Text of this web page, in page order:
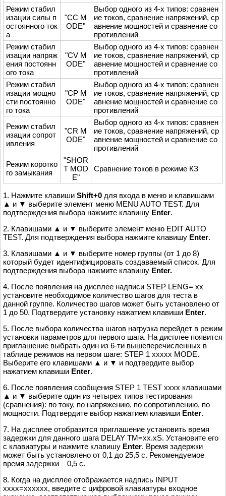
Режим стабил
изации силы п
остоянного ток
а
"CC M
ODE"
Выбор одного из 4-х типов: сравнен
ие токов, сравнение напряжений, ср
авнение мощностей и сравнение со
противлений
Режим стабил
изации напряж
ения постоянн
ого тока
"CV M
ODE"
Выбор одного из 4-х типов: сравнен
ие токов, сравнение напряжений, ср
авнение мощностей и сравнение со
противлений
Режим стабил
изации мощно
сти постоянно
го тока
"CP M
ODE"
Выбор одного из 4-х типов: сравнен
ие токов, сравнение напряжений, ср
авнение мощностей и сравнение со
противлений
Режим стабил
изации сопрот
ивления
"CR M
ODE"
Выбор одного из 4-х типов: сравнен
ие токов, сравнение напряжений, ср
авнение мощностей и сравнение со
противлений
Режим коротко
го замыкания
"SHOR
T MOD
E"
Сравнение токов в режиме КЗ
1. Нажмите клавиши Shift+0 для входа в меню и клавишами
▲ и ▼ выберите элемент меню MENU AUTO TEST. Для
подтверждения выбора нажмите клавишу Enter.
2. Клавишами ▲ и ▼ выберите элемент меню EDIT AUTO
TEST. Для подтверждения выбора нажмите клавишу Enter.
3. Клавишами ▲ и ▼ выберите номер группы (от 1 до 8)
который будет идентифицировать создаваемый список. Для
подтверждения выбора нажмите клавишу Enter.
4. После появления на дисплее надписи STEP LENG= xx
установите необходимое количество шагов для теста в
данной группе. Количество шагов может быть установлено от
1 до 50. Подтвердите установку нажатием клавиши Enter.
5. После выбора количества шагов нагрузка перейдет в режим
установки параметров для первого шага. На дисплее появится
приглашение выбрать один из 6-ти вышеперечисленных в
таблице режимов на первом шаге: STEP 1 xxxxx MODE.
Выберите его клавишами ▲ и ▼ и подтвердите выбор
нажатием клавиши Enter.
6. После появления сообщения STEP 1 TEST xxxx клавишами
▲ и ▼ выберите один из четырех типов тестирования
(сравнения): по току, по напряжению, по сопротивлению, по
мощности. Подтвердите выбор нажатием клавиши Enter.
7. На дисплее отобразится приглашение установить время
задержки для данного шага DELAY TM=xx.xS. Установите его
с клавиатуры и нажмите клавишу Enter. Время задержки
может быть установлено от 0,1 до 25,5 с. Рекомендуемое
время задержки – 0,5 с.
8. Когда на дисплее отображается надпись INPUT
xxxx=xxxxxx, введите с цифровой клавиатуры входное